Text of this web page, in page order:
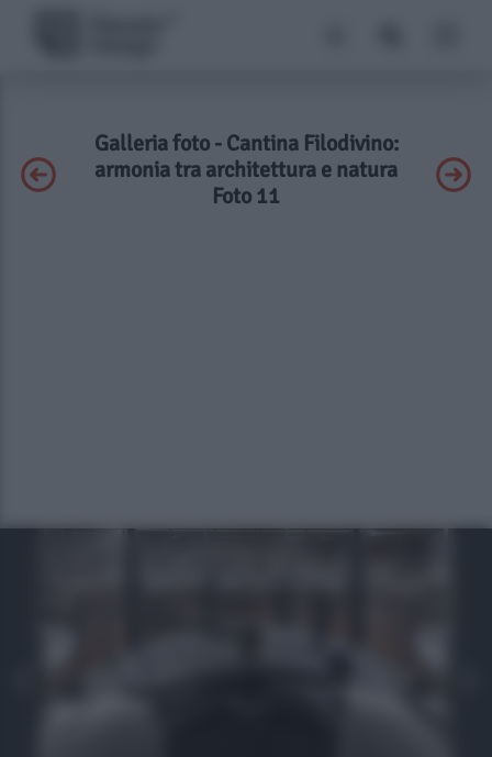
Galleria foto - Cantina Filodivino:
armonia tra architettura e natura
Foto 11